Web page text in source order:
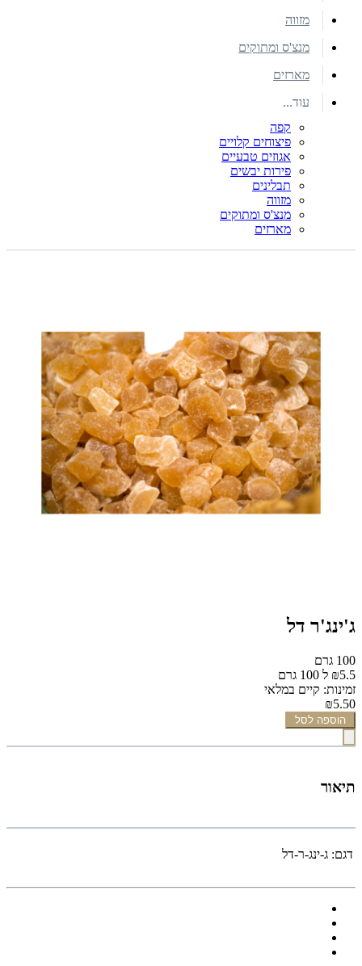
מזווה
מנצ'ס ומתוקים
מארזים
עוד...
קפה
פיצוחים קלויים
אגוזים טבעיים
פירות יבשים
תבלינים
מזווה
מנצ'ס ומתוקים
מארזים
ג'ינג'ר דל
100 גרם
₪5.5 ל 100 גרם
זמינות: קיים במלאי
₪5.50
הוספה לסל
תיאור
דגם: ג-ינג-ר-דל